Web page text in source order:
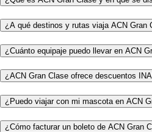
¿A qué destinos y rutas viaja ACN Gran
¿Cuánto equipaje puedo llevar en ACN
¿ACN Gran Clase ofrece descuentos
¿Puedo viajar con mi mascota en ACN
¿Cómo facturar un boleto de ACN Gran